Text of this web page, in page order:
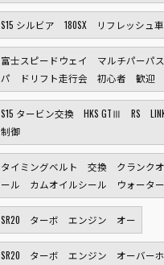
S15 シルビア 180SX リフレッシュ
富士スピードウェイ マルチパーパ
パ ドリフト走行会 初心者 歓迎
S15 タービン交換 HKS GTⅢ RS
制御
タイミングベルト 交換 クランク
ール カムオイルシール ウォータ
SR20 ターボ エンジン オー
SR20 ターボ エンジン オーバー